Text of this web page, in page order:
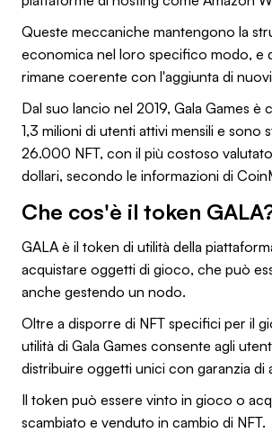
Queste meccaniche mantengono la
economica nel loro specifico modo, e
rimane coerente con l'aggiunta di
Dal suo lancio nel 2019, Gala Games è
1,3 milioni di utenti attivi mensili e sono
26.000 NFT, con il più costoso
dollari, secondo le informazioni di
Che cos'è il token
GALA è il token di utilità della
acquistare oggetti di gioco, che può
anche gestendo un nodo.
Oltre a disporre di NFT specifici per il
utilità di Gala Games consente agli
distribuire oggetti unici con garanzia di
Il token può essere vinto in gioco o
scambiato e venduto in cambio di NFT.